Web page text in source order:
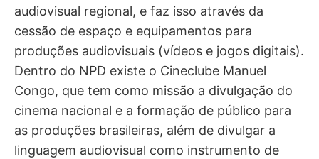
audiovisual regional, e faz isso através da
cessão de espaço e equipamentos para
produções audiovisuais (vídeos e jogos digitais).
Dentro do NPD existe o Cineclube Manuel
Congo, que tem como missão a divulgação do
cinema nacional e a formação de público para
as produções brasileiras, além de divulgar a
linguagem audiovisual como instrumento de